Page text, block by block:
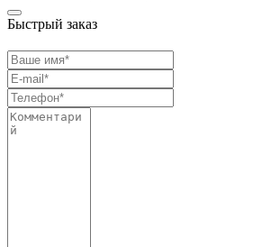
Быстрый заказ